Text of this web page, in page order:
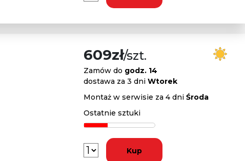
609zł/szt.
Zamów do godz. 14
dostawa za 3 dni Wtorek
Montaż w serwisie za 4 dni Środa
Ostatnie sztuki
Kup